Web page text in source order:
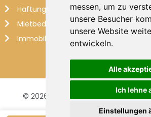
messen, um zu
unsere Besucher
unsere Website
entwickeln.
Alle
Ich lehne
Einstellungen
Haftungsausschluss
Mietbedingungen
Immobilienverwaltung
© 2026 Makkenzie Villas |
Website
Bezahlen Sie sicher